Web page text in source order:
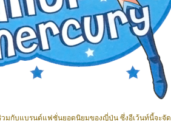
มกับแบรนด์แฟชั่นยอดนิยมของญี่ปุ่น ซึ่งอีเว้นท์นี้จะจัด